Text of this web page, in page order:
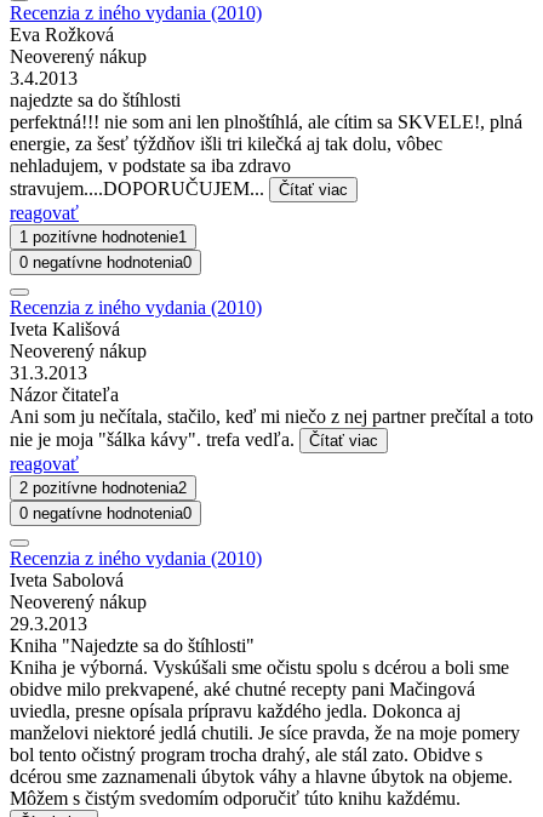
Recenzia z iného vydania (2010)
Eva Rožková
Neoverený nákup
3.4.2013
najedzte sa do štíhlosti
perfektná!!! nie som ani len plnoštíhlá, ale cítim sa SKVELE!, plná
energie, za šesť týždňov išli tri kilečká aj tak dolu, vôbec
nehladujem, v podstate sa iba zdravo
stravujem....DOPORUČUJEM...
Čítať viac
reagovať
1 pozitívne hodnotenie1
0 negatívne hodnotenia0
Recenzia z iného vydania (2010)
Iveta Kališová
Neoverený nákup
31.3.2013
Názor čitateľa
Ani som ju nečítala, stačilo, keď mi niečo z nej partner prečítal a toto
nie je moja "šálka kávy". trefa vedľa.
Čítať viac
reagovať
2 pozitívne hodnotenia2
0 negatívne hodnotenia0
Recenzia z iného vydania (2010)
Iveta Sabolová
Neoverený nákup
29.3.2013
Kniha "Najedzte sa do štíhlosti"
Kniha je výborná. Vyskúšali sme očistu spolu s dcérou a boli sme
obidve milo prekvapené, aké chutné recepty pani Mačingová
uviedla, presne opísala prípravu každého jedla. Dokonca aj
manželovi niektoré jedlá chutili. Je síce pravda, že na moje pomery
bol tento očistný program trocha drahý, ale stál zato. Obidve s
dcérou sme zaznamenali úbytok váhy a hlavne úbytok na objeme.
Môžem s čistým svedomím odporučiť túto knihu každému.